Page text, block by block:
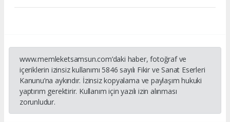
www.memleketsamsun.com’daki haber, fotoğraf ve
içeriklerin izinsiz kullanımı 5846 sayılı Fikir ve Sanat Eserleri
Kanunu’na aykırıdır. İzinsiz kopyalama ve paylaşım hukuki
yaptırım gerektirir. Kullanım için yazılı izin alınması
zorunludur.